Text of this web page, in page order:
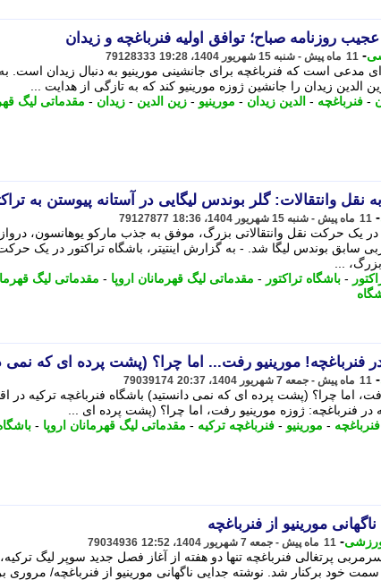
عجیب روزنامه صباح؛ توافق اولیه فنرباغچه و زیدان
- 11 ماه پیش - شنبه 15 شهریور 1404، 19:28 79128333
الدین زیدان را جانشین ژوزه مورینیو کند که به تازگی از هدایت ...
- فنرباغچه - الدین زیدان - مورینیو - زین الدین - زیدان - مقدماتی لیگ
نقل وانتقالات: گلر بوندس لیگایی در آستانه پیوستن به
- 11 ماه پیش - شنبه 15 شهریور 1404، 18:36 79127877
در یک حرکت نقل وانتقالاتی بزرگ، موفق به جذب مارکو یوهانسون،
سابق بوندس لیگا شد. - به گزارش اینتیتر، باشگاه تراکتور در یک
...
- باشگاه تراکتور - مقدماتی لیگ قهرمانان اروپا - مقدماتی لیگ
فنرباغچه! مورینیو رفت... اما چرا؟ (پشت پرده ای که نمی
- 11 ماه پیش - جمعه 7 شهریور 1404، 20:37 79039174
اما چرا؟ (پشت پرده ای که نمی دانستید) باشگاه فنرباغچه ترکیه در
در فنرباغچه: ژوزه مورینیو رفت، اما چرا؟ (پشت پرده ای ...
فنرباغچه - مورینیو - فنرباغچه ترکیه - مقدماتی لیگ قهرمانان اروپا -
مورینیو از فنرباغچه
- 11 ماه پیش - جمعه 7 شهریور 1404، 12:52 79034936
پرتغالی فنرباغچه تنها دو هفته از آغاز فصل جدید سوپر لیگ
خود برکنار شد. نوشته جدایی ناگهانی مورینیو از فنرباغچه/ مروری بر